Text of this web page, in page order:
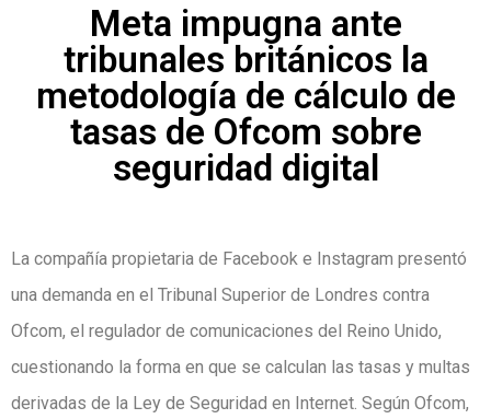
Meta impugna ante
tribunales británicos la
metodología de cálculo de
tasas de Ofcom sobre
seguridad digital
La compañía propietaria de Facebook e Instagram presentó
una demanda en el Tribunal Superior de Londres contra
Ofcom, el regulador de comunicaciones del Reino Unido,
cuestionando la forma en que se calculan las tasas y multas
derivadas de la Ley de Seguridad en Internet. Según Ofcom,